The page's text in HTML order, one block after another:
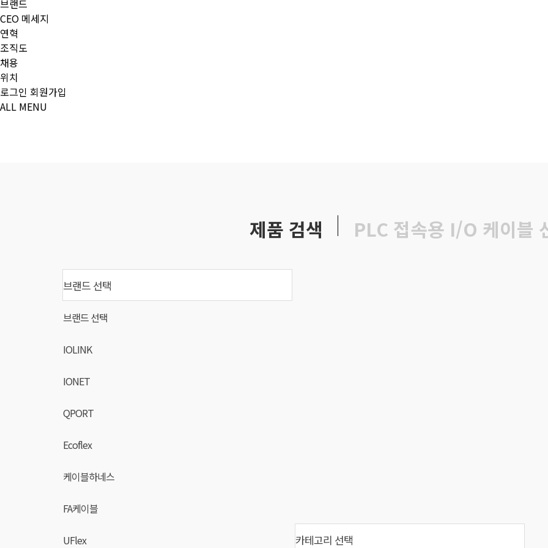
브랜드
CEO 메세지
연혁
조직도
채용
위치
로그인 회원가입
ALL MENU
제품 검색 PLC 접속용 I/O 케이블
브랜드 선택
브랜드 선택
IOLINK
IONET
QPORT
Ecoflex
케이블하네스
FA케이블
UFlex 카테고리 선택